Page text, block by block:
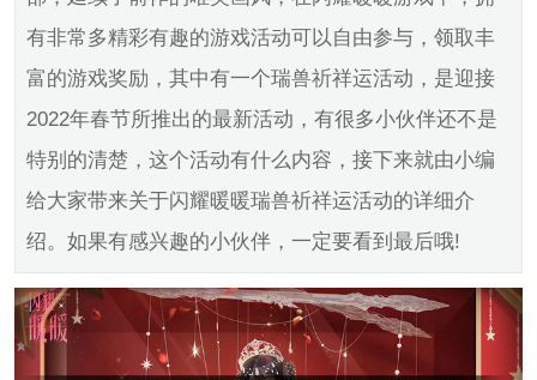
有非常多精彩有趣的游戏活动可以自由参与，领取丰
富的游戏奖励，其中有一个瑞兽祈祥运活动，是迎接
2022年春节所推出的最新活动，有很多小伙伴还不是
特别的清楚，这个活动有什么内容，接下来就由小编
给大家带来关于闪耀暖暖瑞兽祈祥运活动的详细介
绍。如果有感兴趣的小伙伴，一定要看到最后哦!